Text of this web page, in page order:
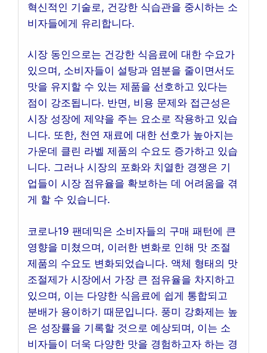
혁신적인 기술로, 건강한 식습관을 중시하는 소
비자들에게 유리합니다.
시장 동인으로는 건강한 식음료에 대한 수요가
있으며, 소비자들이 설탕과 염분을 줄이면서도
맛을 유지할 수 있는 제품을 선호하고 있다는
점이 강조됩니다. 반면, 비용 문제와 접근성은
시장 성장에 제약을 주는 요소로 작용하고 있습
니다. 또한, 천연 재료에 대한 선호가 높아지는
가운데 클린 라벨 제품의 수요도 증가하고 있습
니다. 그러나 시장의 포화와 치열한 경쟁은 기
업들이 시장 점유율을 확보하는 데 어려움을 겪
게 할 수 있습니다.
코로나19 팬데믹은 소비자들의 구매 패턴에 큰
영향을 미쳤으며, 이러한 변화로 인해 맛 조절
제품의 수요도 변화되었습니다. 액체 형태의 맛
조절제가 시장에서 가장 큰 점유율을 차지하고
있으며, 이는 다양한 식음료에 쉽게 통합되고
분배가 용이하기 때문입니다. 풍미 강화제는 높
은 성장률을 기록할 것으로 예상되며, 이는 소
비자들이 더욱 다양한 맛을 경험하고자 하는 경